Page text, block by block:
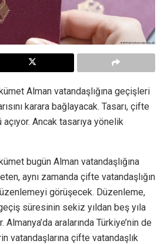
Alman vatandaşlığına geçişleri
karara bağlayacak. Tasarı, çifte
açıyor. Ancak tasarıya yönelik
bugün Alman vatandaşlığına
aynı zamanda çifte vatandaşlığın
görüşecek. Düzenleme,
süresinin sekiz yıldan beş yıla
aralarında Türkiye’nin de
vatandaşlarına çifte vatandaşlık